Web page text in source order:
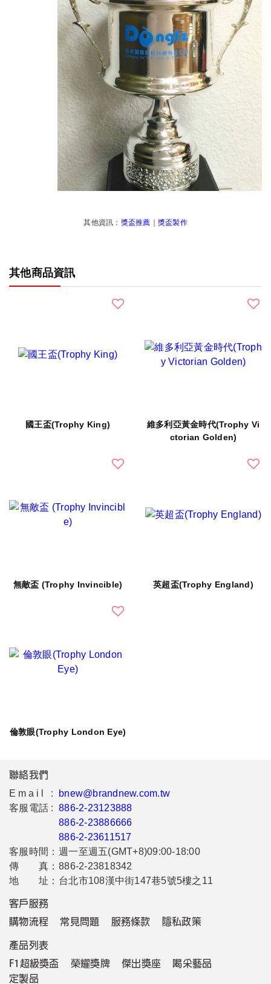
其他資訊： 獎盃推薦 獎盃製作
其他商品資訊
國王盃(Trophy King)
維多利亞黃金時代(Trophy Vi
ctorian Golden)
無敵盃 (Trophy Invincible) 英超盃(Trophy England)
倫敦眼(Trophy London Eye)
聯絡我們
Email :
bnew@brandnew.com.tw
客服電話 : 886-2-23123888
886-2-23886666
886-2-23611517
客服時間： 週一至週五(GMT+8)09:00-18:00
傳 真： 886-2-23818342
地 址： 台北市108漢中街147巷5號5樓之11
客戶服務
購物流程
常見問題 服務條款 隱私政策
產品列表
F1超級獎盃
榮耀獎牌 傑出獎座
喝采藝品
定製品